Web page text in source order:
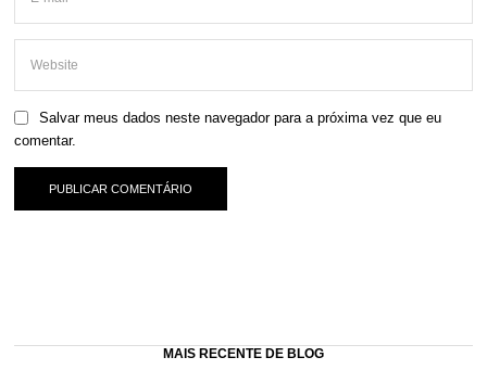
Salvar meus dados neste navegador para a próxima vez que eu
comentar.
MAIS RECENTE DE BLOG